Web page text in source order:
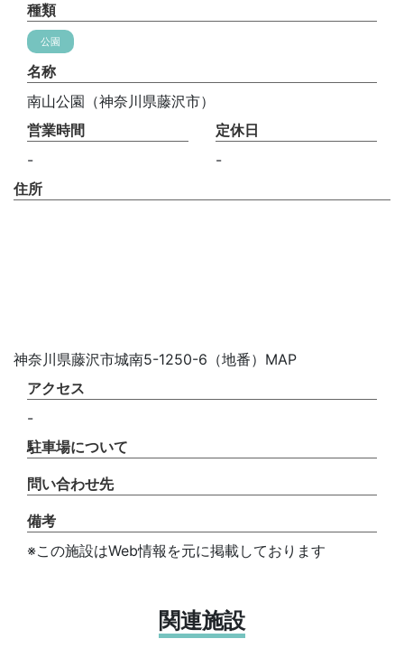
種類
公園
名称
南山公園（神奈川県藤沢市）
営業時間
-
定休日
-
住所
神奈川県藤沢市城南5-1250-6（地番）MAP
アクセス
-
駐車場について
問い合わせ先
備考
※この施設はWeb情報を元に掲載しております
関連施設